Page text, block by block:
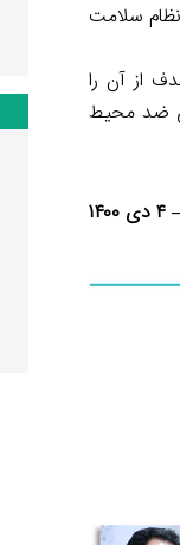
سلامت
از آن را
ضد محیط